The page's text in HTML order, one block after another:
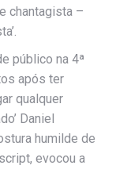
chantagista –
público na 4ª
após ter
qualquer
Daniel
humilde de
evocou a